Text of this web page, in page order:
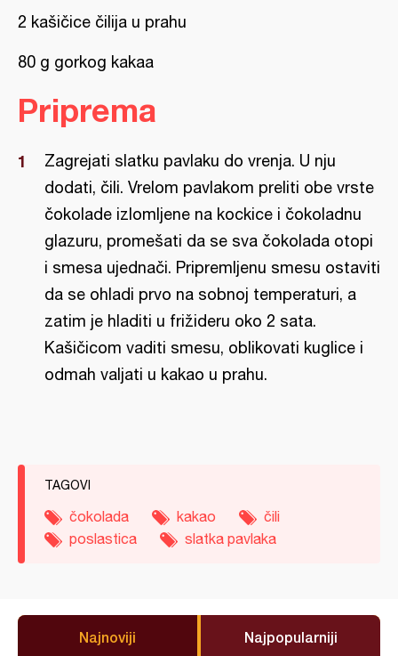
2 kašičice čilija u prahu
80 g gorkog kakaa
Priprema
Zagrejati slatku pavlaku do vrenja. U nju
dodati, čili. Vrelom pavlakom preliti obe vrste
čokolade izlomljene na kockice i čokoladnu
glazuru, promešati da se sva čokolada otopi
i smesa ujednači. Pripremljenu smesu ostaviti
da se ohladi prvo na sobnoj temperaturi, a
zatim je hladiti u frižideru oko 2 sata.
Kašičicom vaditi smesu, oblikovati kuglice i
odmah valjati u kakao u prahu.
TAGOVI
čokolada kakao
čili
poslastica
slatka pavlaka
Najnoviji Najpopularniji